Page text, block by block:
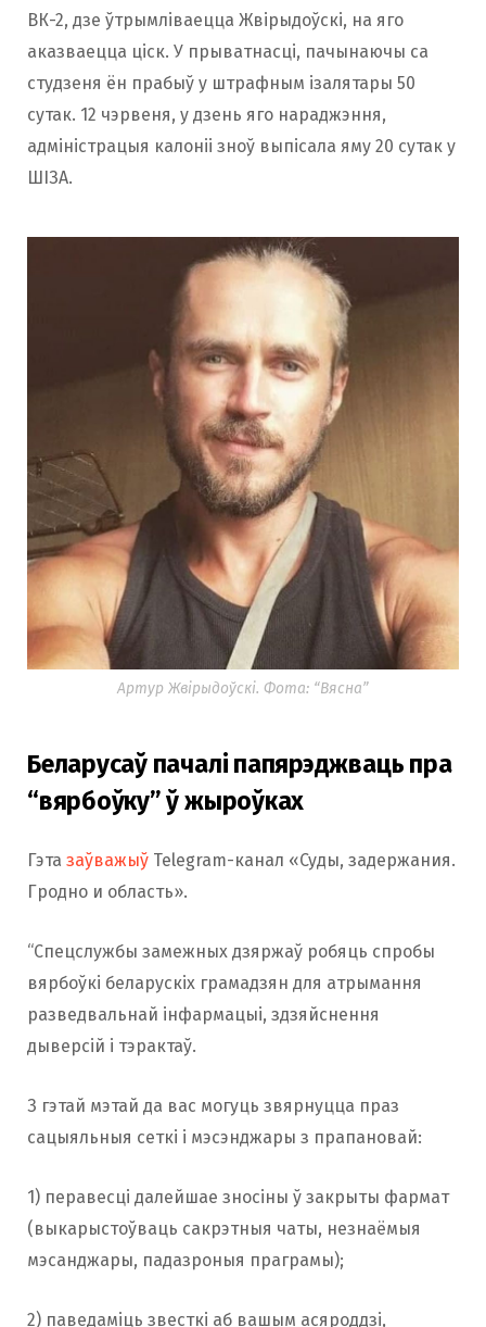
ВК-2, дзе ўтрымліваецца Жвірыдоўскі, на яго
аказваецца ціск. У прыватнасці, пачынаючы са
студзеня ён прабыў у штрафным ізалятары 50
сутак. 12 чэрвеня, у дзень яго нараджэння,
адміністрацыя калоніі зноў выпісала яму 20 сутак у
ШІЗА.
Артур Жвірыдоўскі. Фота: “Вясна”
Беларусаў пачалі папярэджваць пра
“вярбоўку” ў жыроўках
Гэта заўважыў Telegram-канал «Суды, задержания.
Гродно и область».
“Спецслужбы замежных дзяржаў робяць спробы
вярбоўкі беларускіх грамадзян для атрымання
разведвальнай інфармацыі, здзяйснення
дыверсій і тэрактаў.
З гэтай мэтай да вас могуць звярнуцца праз
сацыяльныя сеткі і мэсэнджары з прапановай:
1) перавесці далейшае зносіны ў закрыты фармат
(выкарыстоўваць сакрэтныя чаты, незнаёмыя
мэсанджары, падазроныя праграмы);
2) паведаміць звесткі аб вашым асяроддзі,